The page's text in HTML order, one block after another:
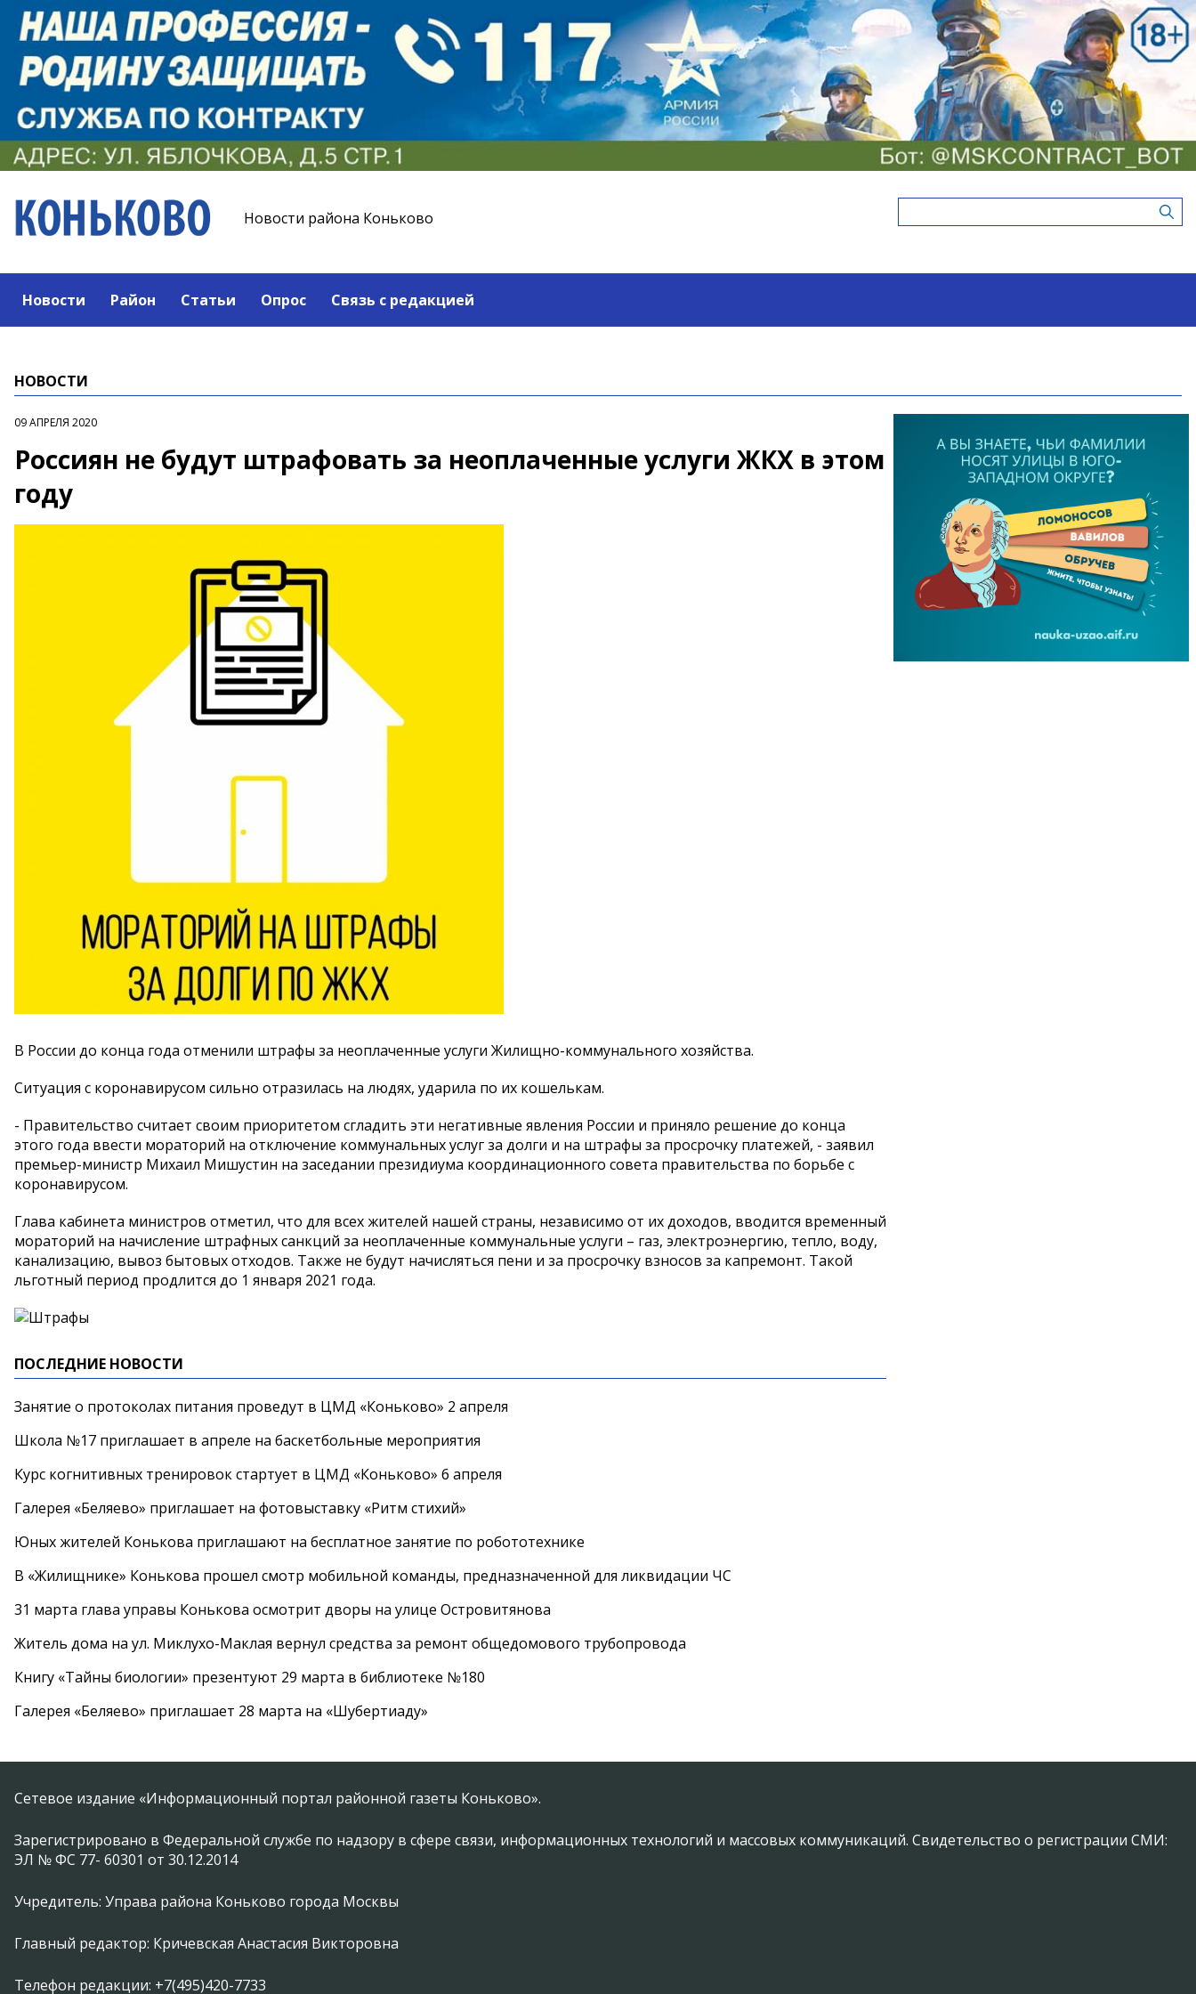
Новости района Коньково
Новости Район Статьи Опрос Связь с редакцией
НОВОСТИ
09 АПРЕЛЯ 2020
Россиян не будут штрафовать за неоплаченные услуги ЖКХ в этом
году
В России до конца года отменили штрафы за неоплаченные услуги Жилищно-коммунального хозяйства.
Ситуация с коронавирусом сильно отразилась на людях, ударила по их кошелькам.
- Правительство считает своим приоритетом сгладить эти негативные явления России и приняло решение до конца
этого года ввести мораторий на отключение коммунальных услуг за долги и на штрафы за просрочку платежей, - заявил
премьер-министр Михаил Мишустин на заседании президиума координационного совета правительства по борьбе с
коронавирусом.
Глава кабинета министров отметил, что для всех жителей нашей страны, независимо от их доходов, вводится временный
мораторий на начисление штрафных санкций за неоплаченные коммунальные услуги – газ, электроэнергию, тепло, воду,
канализацию, вывоз бытовых отходов. Также не будут начисляться пени и за просрочку взносов за капремонт. Такой
льготный период продлится до 1 января 2021 года.
ПОСЛЕДНИЕ НОВОСТИ
Занятие о протоколах питания проведут в ЦМД «Коньково» 2 апреля
Школа №17 приглашает в апреле на баскетбольные мероприятия
Курс когнитивных тренировок стартует в ЦМД «Коньково» 6 апреля
Галерея «Беляево» приглашает на фотовыставку «Ритм стихий»
Юных жителей Конькова приглашают на бесплатное занятие по робототехнике
В «Жилищнике» Конькова прошел смотр мобильной команды, предназначенной для ликвидации ЧС
31 марта глава управы Конькова осмотрит дворы на улице Островитянова
Житель дома на ул. Миклухо-Маклая вернул средства за ремонт общедомового трубопровода
Книгу «Тайны биологии» презентуют 29 марта в библиотеке №180
Галерея «Беляево» приглашает 28 марта на «Шубертиаду»
Сетевое издание «Информационный портал районной газеты Коньково».
Зарегистрировано в Федеральной службе по надзору в сфере связи, информационных технологий и массовых коммуникаций. Свидетельство о регистрации СМИ:
ЭЛ № ФС 77- 60301 от 30.12.2014
Учредитель: Управа района Коньково города Москвы
Главный редактор: Кричевская Анастасия Викторовна
Телефон редакции: +7(495)420-7733